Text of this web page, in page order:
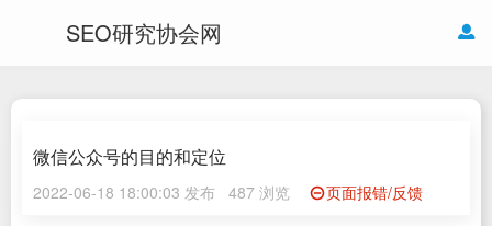
SEO研究协会网
微信公众号的目的和定位
2022-06-18 18:00:03 发布 487 浏览 页面报错/反馈